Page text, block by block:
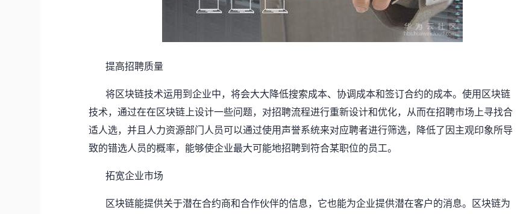
提高招聘质量
将区块链技术运用到企业中，将会大大降低搜索成本、协调成本和签订合约的成本。使用区块链
技术，通过在在区块链上设计一些问题，对招聘流程进行重新设计和优化，从而在招聘市场上寻找合
适人选，并且人力资源部门人员可以通过使用声誉系统来对应聘者进行筛选，降低了因主观印象所导
致的错选人员的概率，能够使企业最大可能地招聘到符合某职位的员工。
拓宽企业市场
区块链能提供关于潜在合约商和合作伙伴的信息，它也能为企业提供潜在客户的消息。区块链为